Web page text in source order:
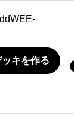
キを作る